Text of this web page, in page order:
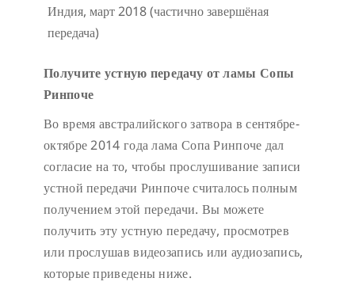
Индия, март 2018 (частично завершёная
передача)
Получите устную передачу от ламы Сопы
Ринпоче
Во время австралийского затвора в сентябре-
октябре 2014 года лама Сопа Ринпоче дал
согласие на то, чтобы прослушивание записи
устной передачи Ринпоче считалось полным
получением этой передачи. Вы можете
получить эту устную передачу, просмотрев
или прослушав видеозапись или аудиозапись,
которые приведены ниже.